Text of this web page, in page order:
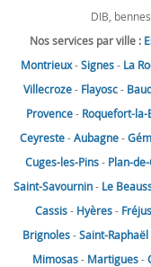
DIB,
Nos services par ville :
Montrieux-Signes- La
Villecroze- Flayosc-
Provence- Roquefort-la-
Ceyreste-Aubagne-
Cuges-les-Pins- Plan-
Saint-Savournin- Le
Cassis- Hyères- Fréjus
Brignoles-Saint-Raphaël
Mimosas- Martigues-